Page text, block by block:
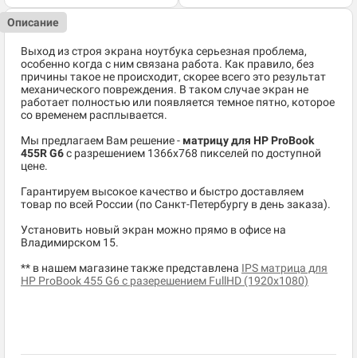
Описание
Выход из строя экрана ноутбука серьезная проблема,
особенно когда с ним связана работа. Как правило, без
причины такое не происходит, скорее всего это результат
механического повреждения. В таком случае экран не
работает полностью или появляется темное пятно, которое
со временем расплывается.
Мы предлагаем Вам решение - матрицу для HP ProBook
455R G6c разрешением 1366x768 пикселей по доступной
цене.
Гарантируем высокое качество и быстро доставляем
товар по всей России (по Санкт-Петербургу в день заказа).
Установить новый экран можно прямо в офисе на
Владимирском 15.
** в нашем магазине также представлена IPS матрица для
HP ProBook 455 G6 с разерешением FullHD (1920x1080)